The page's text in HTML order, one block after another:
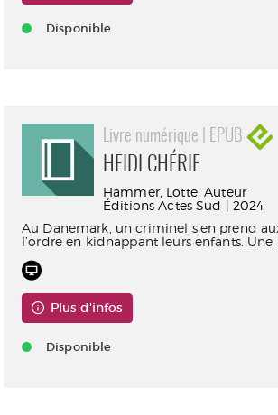
Disponible
Livre numérique | EPUB
HEIDI CHÉRIE
Hammer, Lotte. Auteur
Éditions Actes Sud | 2024
Au Danemark, un criminel s’en prend
l’ordre en kidnappant leurs enfants. Une
Plus d'infos
Disponible